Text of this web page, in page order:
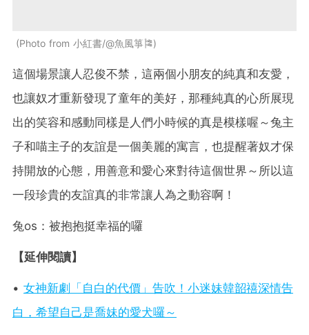
Photo from 小紅書/@魚風箏🎏
這個場景讓人忍俊不禁，這兩個小朋友的純真和友愛，
也讓奴才重新發現了童年的美好，那種純真的心所展現
出的笑容和感動同樣是人們小時候的真是模樣喔～兔主
子和喵主子的友誼是一個美麗的寓言，也提醒著奴才保
持開放的心態，用善意和愛心來對待這個世界～所以這
一段珍貴的友誼真的非常讓人為之動容啊！
兔os：被抱抱挺幸福的囉
【延伸閱讀】
• 女神新劇「自白的代價」告吹！小迷妹韓韶禧深情告
白，希望自己是喬妹的愛犬囉～